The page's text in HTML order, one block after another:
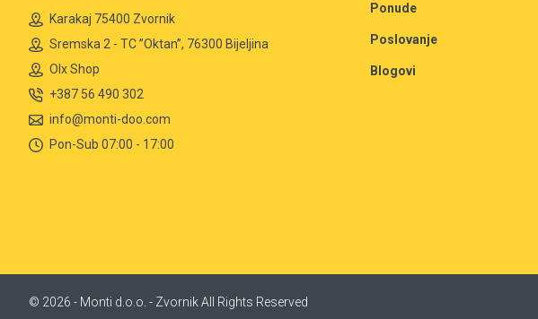
Karakaj 75400 Zvornik
Sremska 2 - TC ”Oktan”, 76300 Bijeljina
Olx Shop
+387 56 490 302
info@monti-doo.com
Pon-Sub 07:00 - 17:00
Ponude
Poslovanje
Blogovi
© 2026 - Monti d.o.o. - Zvornik All Rights Reserved